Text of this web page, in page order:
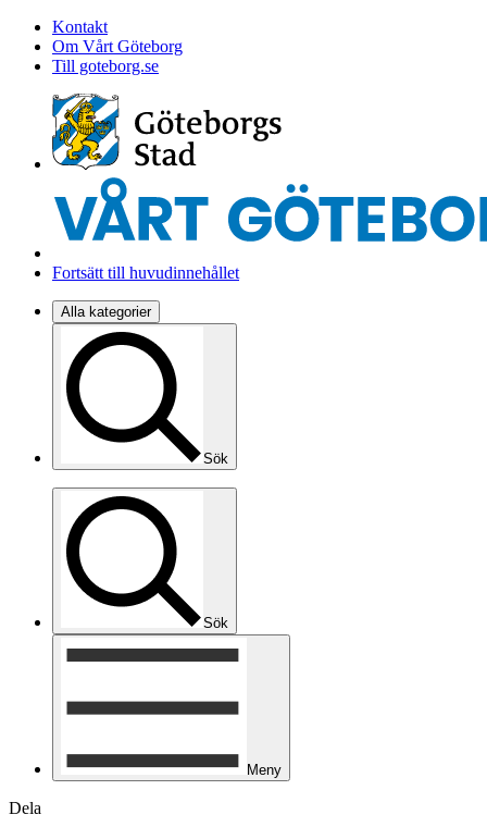
Kontakt
Om Vårt Göteborg
Till goteborg.se
Fortsätt till huvudinnehållet
Alla kategorier
Sök
Sök
Meny
Dela